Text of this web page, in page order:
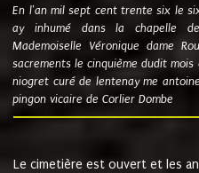
En l'an mil sept cent trente six le
ay inhumé dans la chapelle
Mademoiselle Véronique dame
sacrements le cinquième dudit
niogret curé de lentenay me
pingon vicaire de Corlier Dombe
Le cimetière est ouvert et les